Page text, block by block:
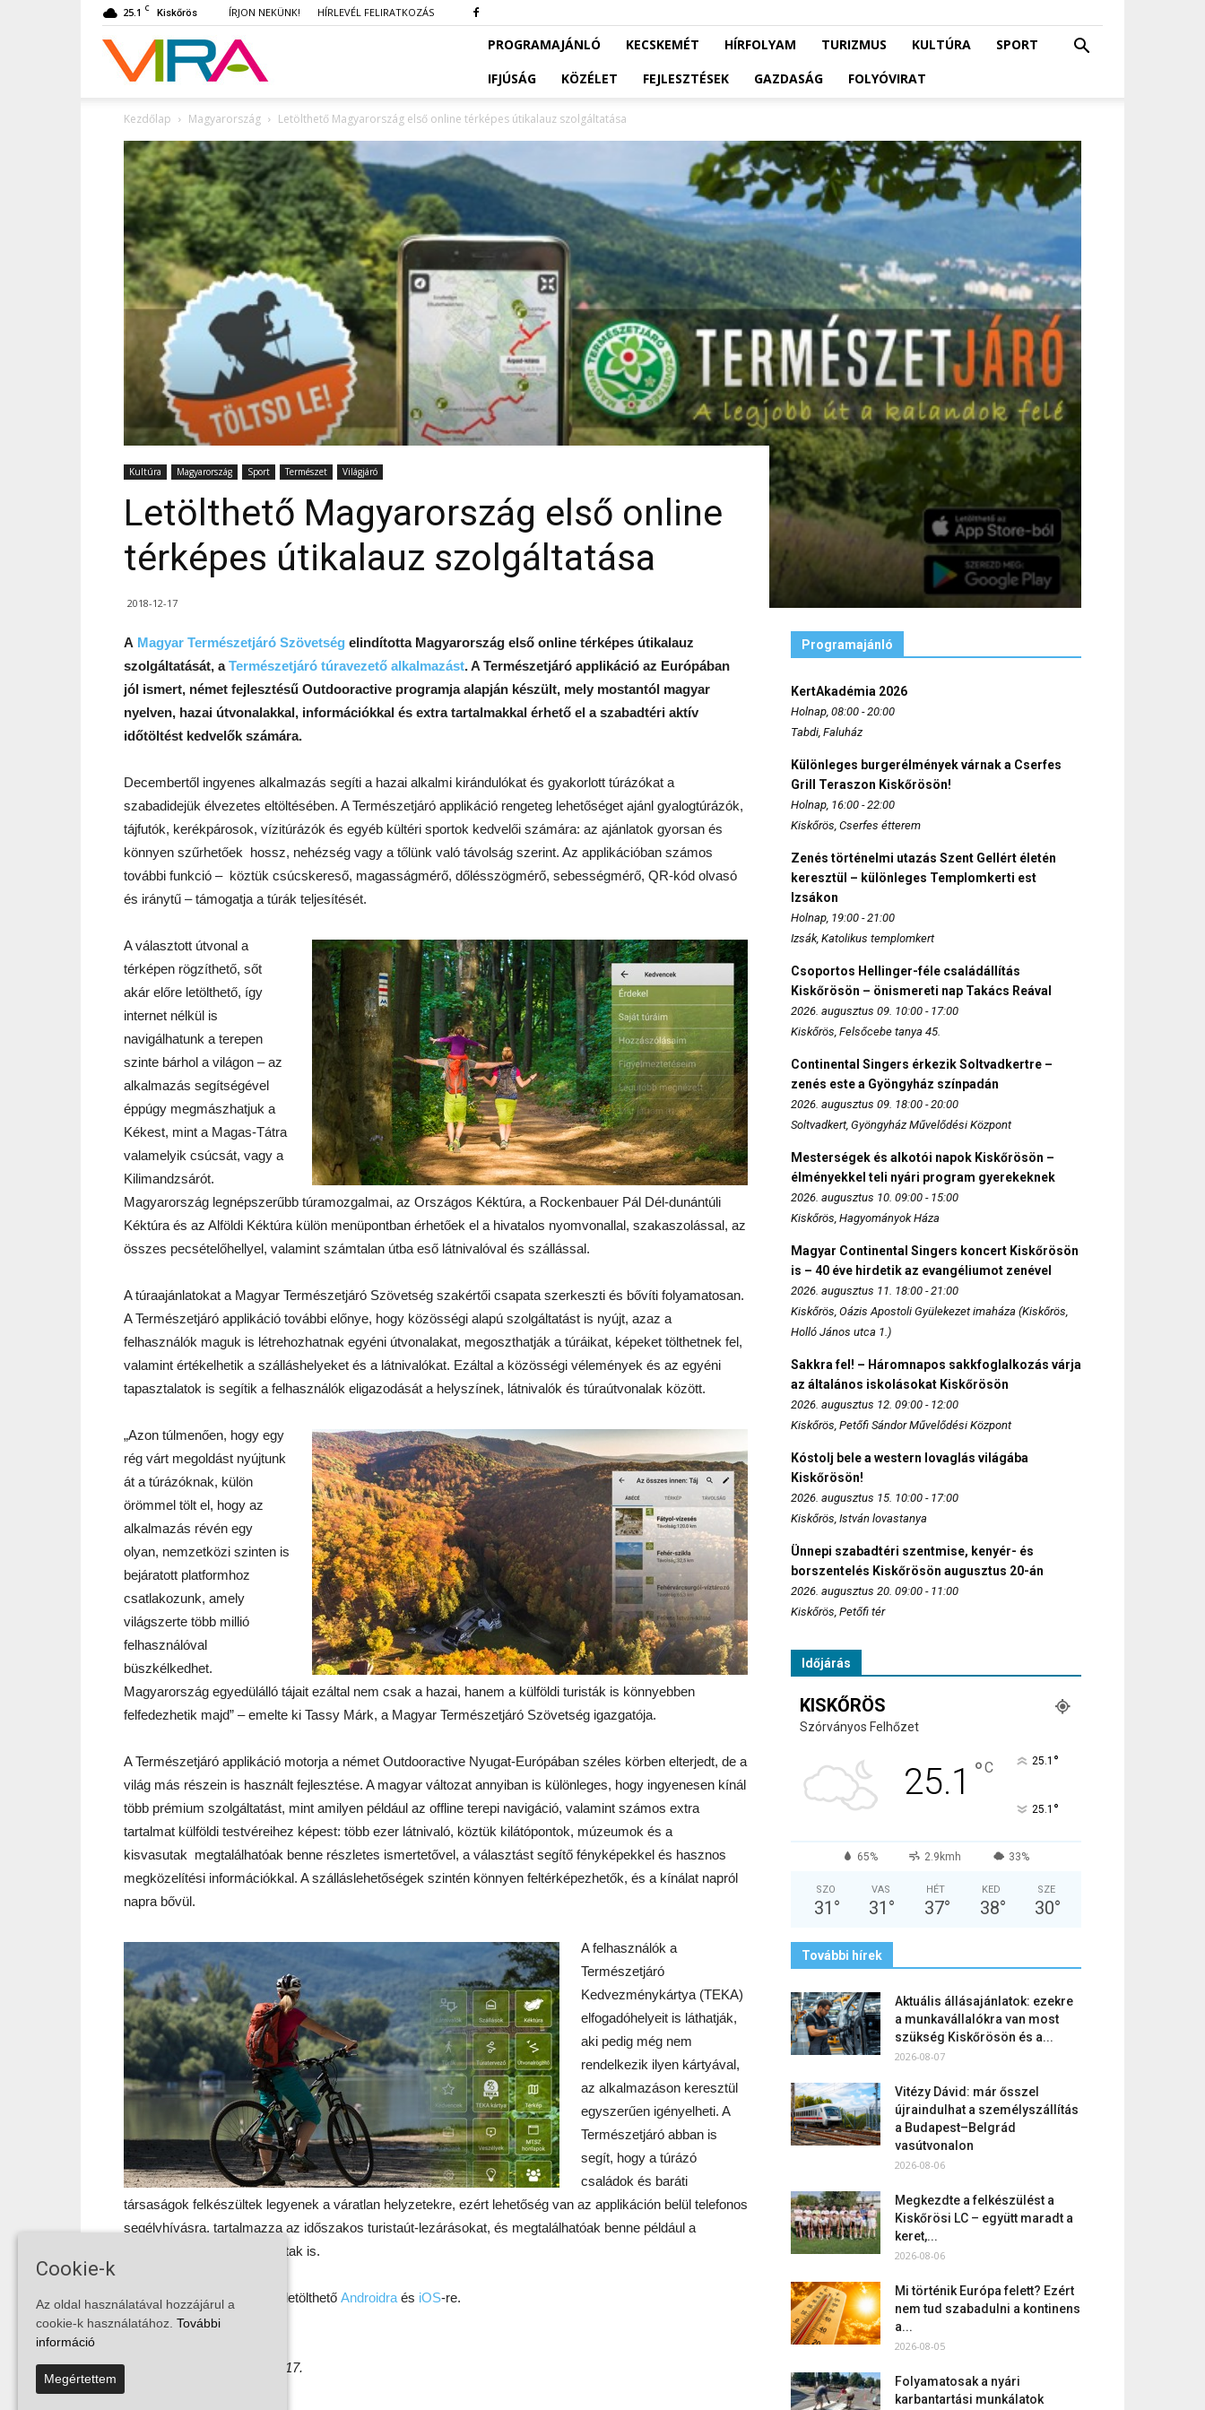
25.1 C Kiskőrös ÍRJON NEKÜNK! HÍRLEVÉL FELIRATKOZÁS
VIRA PROGRAMAJÁNLÓ KECSKEMÉT HÍRFOLYAM TURIZMUS KULTÚRA
SPORT
IFJÚSÁG
KÖZÉLET FEJLESZTÉSEK GAZDASÁG FOLYÓVIRAT
Kezdőlap Magyarország Letölthető Magyarország első online térképes útikalauz szolgáltatása
Kultúra Magyarország Sport Természet Világjáró
Letölthető Magyarország első online
térképes útikalauz szolgáltatása
2018-12-17
A Magyar Természetjáró Szövetség elindította Magyarország első online térképes útikalauz
szolgáltatását, aTermészetjáró túravezető alkalmazást. A Természetjáró applikáció az Európában
jól ismert, német fejlesztésű Outdooractive programja alapján készült, mely mostantól magyar
nyelven, hazai útvonalakkal, információkkal és extra tartalmakkal érhető el a szabadtéri aktív
időtöltést kedvelők számára.
Decembertől ingyenes alkalmazás segíti a hazai alkalmi kirándulókat és gyakorlott túrázókat a
szabadidejük élvezetes eltöltésében. A Természetjáró applikáció rengeteg lehetőséget ajánl gyalogtúrázók,
tájfutók, kerékpárosok, vízitúrázók és egyéb kültéri sportok kedvelői számára: az ajánlatok gyorsan és
könnyen szűrhetőek hossz, nehézség vagy a tőlünk való távolság szerint. Az applikációban számos
további funkció – köztük csúcskereső, magasságmérő, dőlésszögmérő, sebességmérő, QR-kód olvasó
és iránytű – támogatja a túrák teljesítését.
A választott útvonal a
térképen rögzíthető, sőt
akár előre letölthető, így
internet nélkül is
navigálhatunk a terepen
szinte bárhol a világon – az
alkalmazás segítségével
éppúgy megmászhatjuk a
Kékest, mint a Magas-Tátra
valamelyik csúcsát, vagy a
Kilimandzsárót.
Magyarország legnépszerűbb túramozgalmai, az Országos Kéktúra, a Rockenbauer Pál Dél-dunántúli
Kéktúra és az Alföldi Kéktúra külön menüpontban érhetőek el a hivatalos nyomvonallal, szakaszolással, az
összes pecsételőhellyel, valamint számtalan útba eső látnivalóval és szállással.
A túraajánlatokat a Magyar Természetjáró Szövetség szakértői csapata szerkeszti és bővíti folyamatosan.
A Természetjáró applikáció további előnye, hogy közösségi alapú szolgáltatást is nyújt, azaz a
felhasználók maguk is létrehozhatnak egyéni útvonalakat, megoszthatják a túráikat, képeket tölthetnek fel,
valamint értékelhetik a szálláshelyeket és a látnivalókat. Ezáltal a közösségi vélemények és az egyéni
tapasztalatok is segítik a felhasználók eligazodását a helyszínek, látnivalók és túraútvonalak között.
„Azon túlmenően, hogy egy
rég várt megoldást nyújtunk
át a túrázóknak, külön
örömmel tölt el, hogy az
alkalmazás révén egy
olyan, nemzetközi szinten is
bejáratott platformhoz
csatlakozunk, amely
világszerte több millió
felhasználóval
büszkélkedhet.
Magyarország egyedülálló tájait ezáltal nem csak a hazai, hanem a külföldi turisták is könnyebben
felfedezhetik majd” – emelte ki Tassy Márk, a Magyar Természetjáró Szövetség igazgatója.
A Természetjáró applikáció motorja a német Outdooractive Nyugat-Európában széles körben elterjedt, de a
világ más részein is használt fejlesztése. A magyar változat annyiban is különleges, hogy ingyenesen kínál
több prémium szolgáltatást, mint amilyen például az offline terepi navigáció, valamint számos extra
tartalmat külföldi testvéreihez képest: több ezer látnivaló, köztük kilátópontok, múzeumok és a
kisvasutak megtalálhatóak benne részletes ismertetővel, a választást segítő fényképekkel és hasznos
megközelítési információkkal. A szálláslehetőségek szintén könnyen feltérképezhetők, és a kínálat napról
napra bővül.
A felhasználók a
Természetjáró
Kedvezménykártya (TEKA)
elfogadóhelyeit is láthatják,
aki pedig még nem
rendelkezik ilyen kártyával,
az alkalmazáson keresztül
egyszerűen igényelheti. A
Természetjáró abban is
segít, hogy a túrázó
családok és baráti
társaságok felkészültek legyenek a váratlan helyzetekre, ezért lehetőség van az applikáción belül telefonos
segélyhívásra, tartalmazza az időszakos turistaút-lezárásokat, és megtalálhatóak benne például a
legközelebbi MOL benzinkutak is.
Az alkalmazás ingyenesen letölthető Androidra és iOS-re.
Budapest, 2018. december 17.
Programajánló
KertAkadémia 2026
Holnap, 08:00 - 20:00
Tabdi, Faluház
Különleges burgerélmények várnak a Cserfes
Grill Teraszon Kiskőrösön!
Holnap, 16:00 - 22:00
Kiskőrös, Cserfes étterem
Zenés történelmi utazás Szent Gellért életén
keresztül – különleges Templomkerti est
Izsákon
Holnap, 19:00 - 21:00
Izsák, Katolikus templomkert
Csoportos Hellinger-féle családállítás
Kiskőrösön – önismereti nap Takács Reával
2026. augusztus 09. 10:00 - 17:00
Kiskőrös, Felsőcebe tanya 45.
Continental Singers érkezik Soltvadkertre –
zenés este a Gyöngyház színpadán
2026. augusztus 09. 18:00 - 20:00
Soltvadkert, Gyöngyház Művelődési Központ
Mesterségek és alkotói napok Kiskőrösön –
élményekkel teli nyári program gyerekeknek
2026. augusztus 10. 09:00 - 15:00
Kiskőrös, Hagyományok Háza
Magyar Continental Singers koncert Kiskőrösön
is – 40 éve hirdetik az evangéliumot zenével
2026. augusztus 11. 18:00 - 21:00
Kiskőrös, Oázis Apostoli Gyülekezet imaháza (Kiskőrös,
Holló János utca 1.)
Sakkra fel! – Háromnapos sakkfoglalkozás várja
az általános iskolásokat Kiskőrösön
2026. augusztus 12. 09:00 - 12:00
Kiskőrös, Petőfi Sándor Művelődési Központ
Kóstolj bele a western lovaglás világába
Kiskőrösön!
2026. augusztus 15. 10:00 - 17:00
Kiskőrös, István lovastanya
Ünnepi szabadtéri szentmise, kenyér- és
borszentelés Kiskőrösön augusztus 20-án
2026. augusztus 20. 09:00 - 11:00
Kiskőrös, Petőfi tér
Időjárás
KISKŐRÖS
Szórványos Felhőzet
25.1 °C 25.1 °
25.1 °
65% 2.9kmh 33%
SZO
31 °
VAS
31 °
HÉT
37°
KED
38°
SZE
30°
További hírek
Aktuális állásajánlatok: ezekre
a munkavállalókra van most
szükség Kiskőrösön és a...
2026-08-07
Vitézy Dávid: már ősszel
újraindulhat a személyszállítás
a Budapest–Belgrád
vasútvonalon
2026-08-06
Megkezdte a felkészülést a
Kiskőrösi LC – együtt maradt a
keret,...
2026-08-06
Mi történik Európa felett? Ezért
nem tud szabadulni a kontinens
a...
2026-08-05
Folyamatosak a nyári
karbantartási munkálatok
Cookie-k
Az oldal használatával hozzájárul a
cookie-k használatához. További
információ
Megértettem